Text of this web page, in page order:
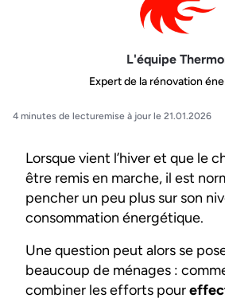
L'équipe
Expert de la rénovation
4 minutes de lecturemise à jour le 21.01.2026
Lorsque vient l’hiver et que le
être remis en marche, il est
pencher un peu plus sur son
consommation énergétique.
Une question peut alors se
beaucoup de ménages :
combiner les efforts pour